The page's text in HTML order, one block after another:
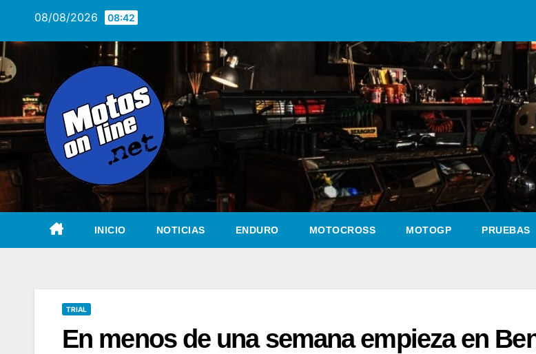
contenido
08/08/2026 08:42
INICIO NOTICIAS ENDURO MOTOCROSS MOTOGP PRUEBAS
TRIAL
En menos de una semana empieza en